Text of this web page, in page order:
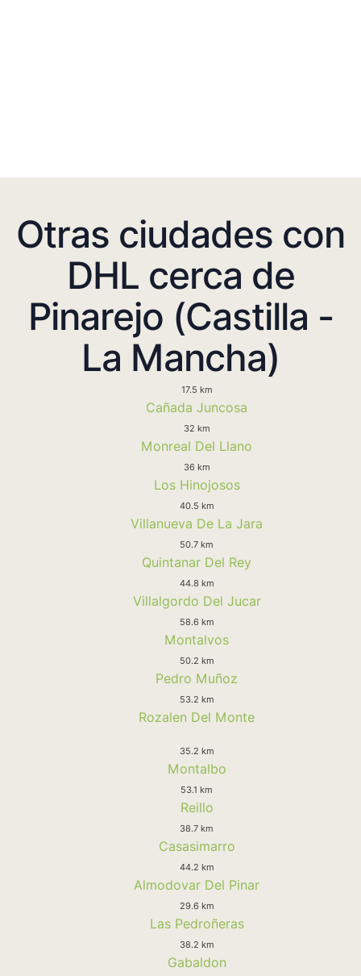
Otras ciudades con
DHL cerca de
Pinarejo (Castilla -
La Mancha)
17.5 km
Cañada Juncosa
32 km
Monreal Del Llano
36 km
Los Hinojosos
40.5 km
Villanueva De La Jara
50.7 km
Quintanar Del Rey
44.8 km
Villalgordo Del Jucar
58.6 km
Montalvos
50.2 km
Pedro Muñoz
53.2 km
Rozalen Del Monte
35.2 km
Montalbo
53.1 km
Reillo
38.7 km
Casasimarro
44.2 km
Almodovar Del Pinar
29.6 km
Las Pedroñeras
38.2 km
Gabaldon